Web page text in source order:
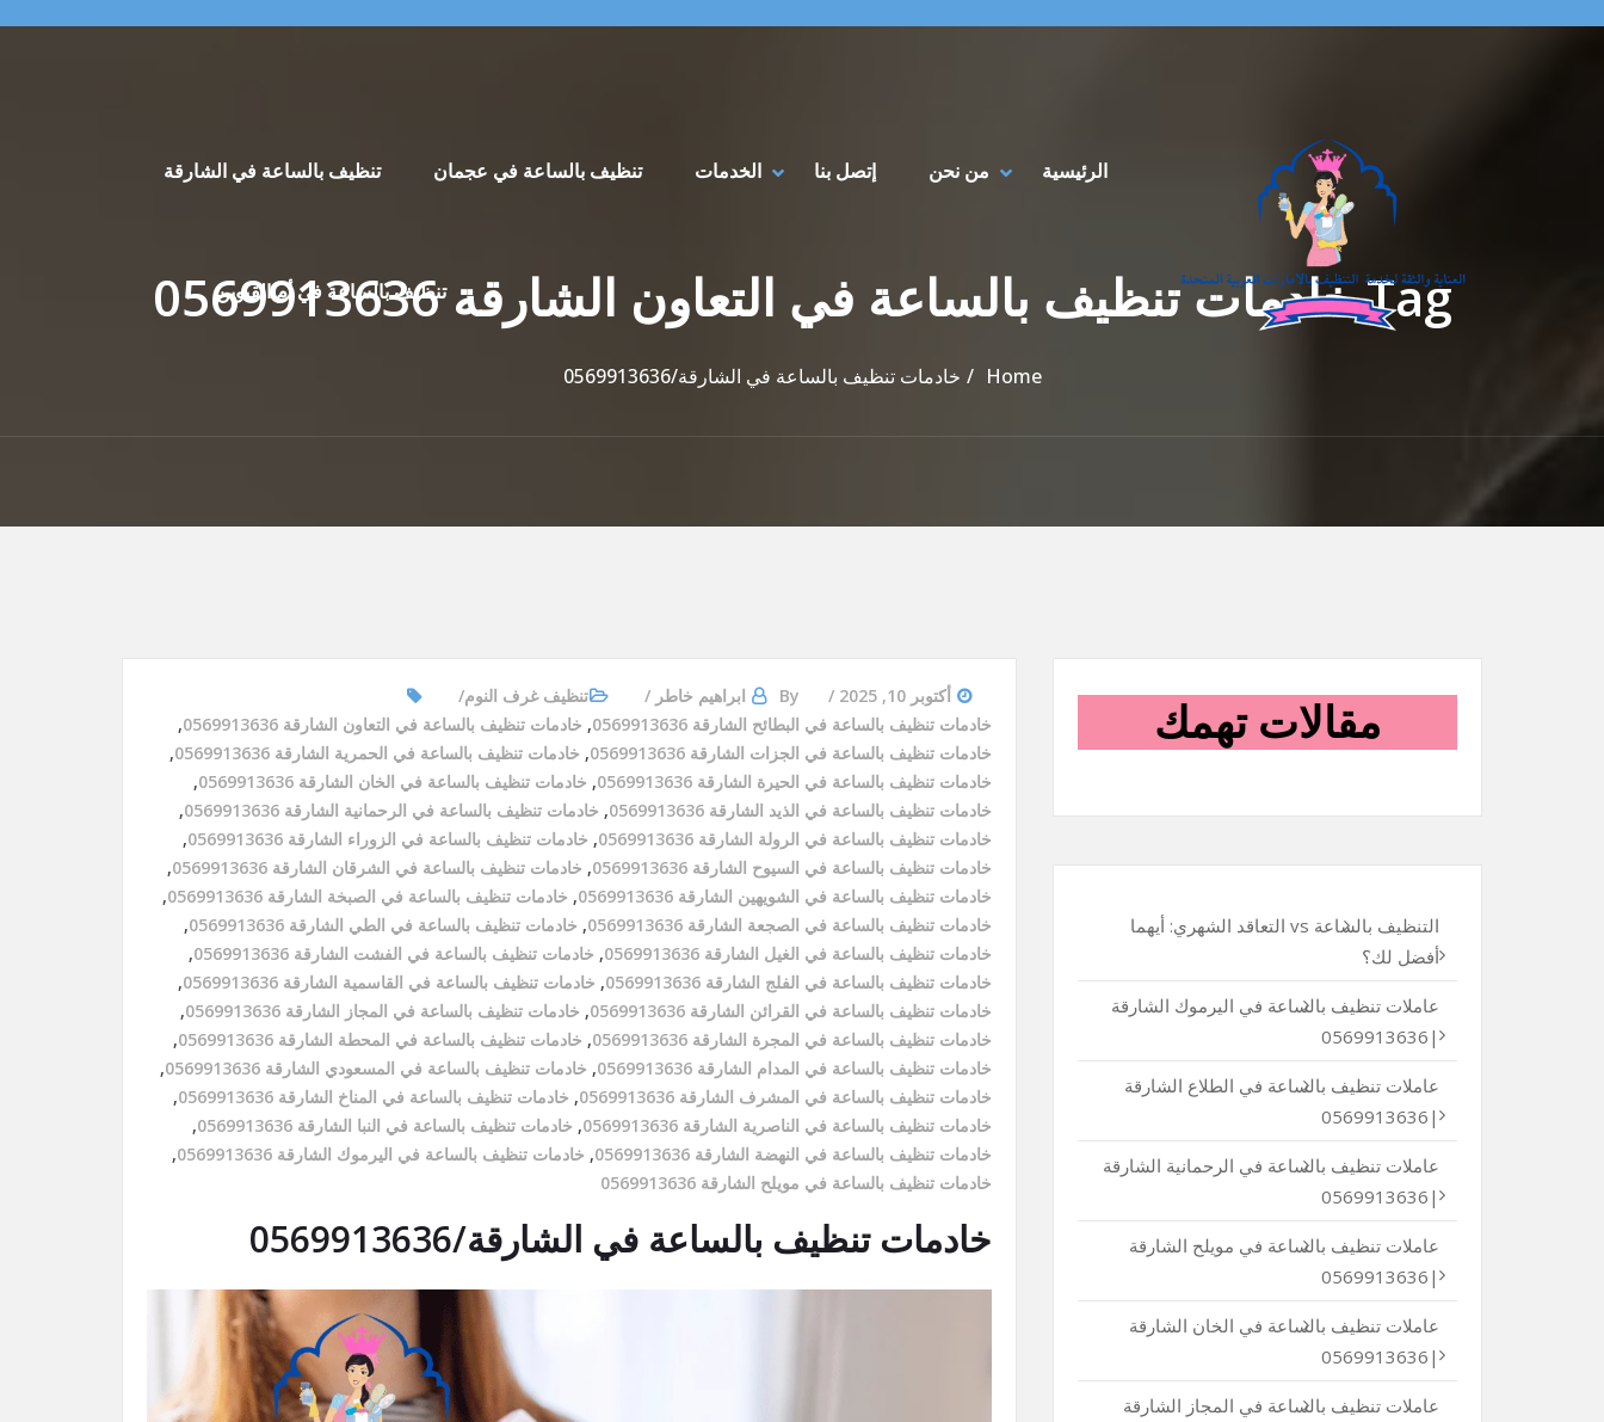
الرئيسية من نحن إتصل بنا الخدمات تنظيف بالساعة في عجمان تنظيف بالساعة في الشارقة
تنظيف بالساعة في أم القيوين Tag خادمات تنظيف بالساعة في التعاون الشارقة 0569913636
Home خادمات تنظيف بالساعة في الشارقة/0569913636
أكتوبر 10, 2025 By ابراهيم خاطر
تنظيف غرف النوم
خادمات تنظيف بالساعة في البطائح الشارقة 0569913636
, خادمات تنظيف بالساعة في التعاون الشارقة 0569913636
,
خادمات تنظيف بالساعة في الجزات الشارقة 0569913636
, خادمات تنظيف بالساعة في الحمرية الشارقة 0569913636
,
خادمات تنظيف بالساعة في الحيرة الشارقة 0569913636
, خادمات تنظيف بالساعة في الخان الشارقة 0569913636
,
خادمات تنظيف بالساعة في الذيد الشارقة 0569913636
, خادمات تنظيف بالساعة في الرحمانية الشارقة 0569913636
,
خادمات تنظيف بالساعة في الرولة الشارقة 0569913636
, خادمات تنظيف بالساعة في الزوراء الشارقة 0569913636
,
خادمات تنظيف بالساعة في السيوح الشارقة 0569913636
, خادمات تنظيف بالساعة في الشرقان الشارقة 0569913636
,
خادمات تنظيف بالساعة في الشويهين الشارقة 0569913636
, خادمات تنظيف بالساعة في الصبخة الشارقة 0569913636
,
خادمات تنظيف بالساعة في الصجعة الشارقة 0569913636
, خادمات تنظيف بالساعة في الطي الشارقة 0569913636
,
خادمات تنظيف بالساعة في الغيل الشارقة 0569913636
, خادمات تنظيف بالساعة في الفشت الشارقة 0569913636
,
خادمات تنظيف بالساعة في الفلج الشارقة 0569913636
, خادمات تنظيف بالساعة في القاسمية الشارقة 0569913636
,
خادمات تنظيف بالساعة في القرائن الشارقة 0569913636
, خادمات تنظيف بالساعة في المجاز الشارقة 0569913636
,
خادمات تنظيف بالساعة في المجرة الشارقة 0569913636
, خادمات تنظيف بالساعة في المحطة الشارقة 0569913636
,
خادمات تنظيف بالساعة في المدام الشارقة 0569913636
, خادمات تنظيف بالساعة في المسعودي الشارقة 0569913636
,
خادمات تنظيف بالساعة في المشرف الشارقة 0569913636
, خادمات تنظيف بالساعة في المناخ الشارقة 0569913636
,
خادمات تنظيف بالساعة في الناصرية الشارقة 0569913636
, خادمات تنظيف بالساعة في النبا الشارقة 0569913636
,
خادمات تنظيف بالساعة في النهضة الشارقة 0569913636
, خادمات تنظيف بالساعة في اليرموك الشارقة 0569913636
,
خادمات تنظيف بالساعة في مويلح الشارقة 0569913636
خادمات تنظيف بالساعة في الشارقة/0569913636
مقالات تهمك
التنظيف بالساعة vs التعاقد الشهري: أيهما
أفضل لك؟
عاملات تنظيف بالساعة في اليرموك الشارقة
|0569913636
عاملات تنظيف بالساعة في الطلاع الشارقة
|0569913636
عاملات تنظيف بالساعة في الرحمانية الشارقة
|0569913636
عاملات تنظيف بالساعة في مويلح الشارقة
|0569913636
عاملات تنظيف بالساعة في الخان الشارقة
|0569913636
عاملات تنظيف بالساعة في المجاز الشارقة